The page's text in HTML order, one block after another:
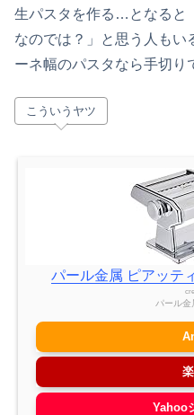
生パスタを作る…となると
なのでは？」と思う人もい
ーネ幅のパスタなら手切り
こういうヤツ
パール金属 ピアッテ
パール金
Yahoo